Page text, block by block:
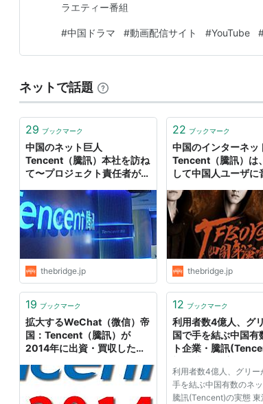
ラエティー番組
#中国ドラマ #動画配信サイト #YouTube
ネットで話題
29 ブックマーク
中国のネット巨人
Tencent（騰訊）本社を訪ね
て〜プロジェクト責任者が語
今後と、アプリストア巻き返
しの秘策
thebridge.jp
22 ブックマーク
中国のインターネッ
Tencent（騰訊）は
して中国人ユーザに
たか
thebridge.jp
19 ブックマーク
拡大するWeChat（微信）帝
国：Tencent（騰訊）が
2014年に出資・買収した事
12 ブックマーク
利用者数4億人、グ
国で手を結ぶ中国有
ト企業・騰訊
Yahoo!ニュース
利用者数4億人、グリー
手を結ぶ中国有数のネッ
騰訊(Tencent)の実態 東